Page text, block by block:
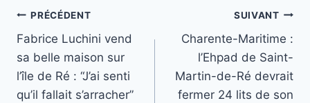
Navigation
de
l’article
PRÉCÉDENT
Fabrice Luchini vend
sa belle maison sur
l’île de Ré : “J’ai senti
qu’il fallait s’arracher”
SUIVANT
Charente-Maritime :
l’Ehpad de Saint-
Martin-de-Ré devrait
fermer 24 lits de son